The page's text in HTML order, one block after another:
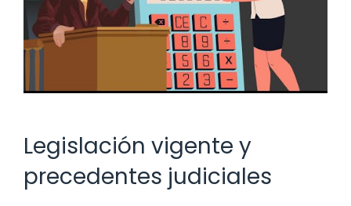
Legislación vigente y
precedentes judiciales